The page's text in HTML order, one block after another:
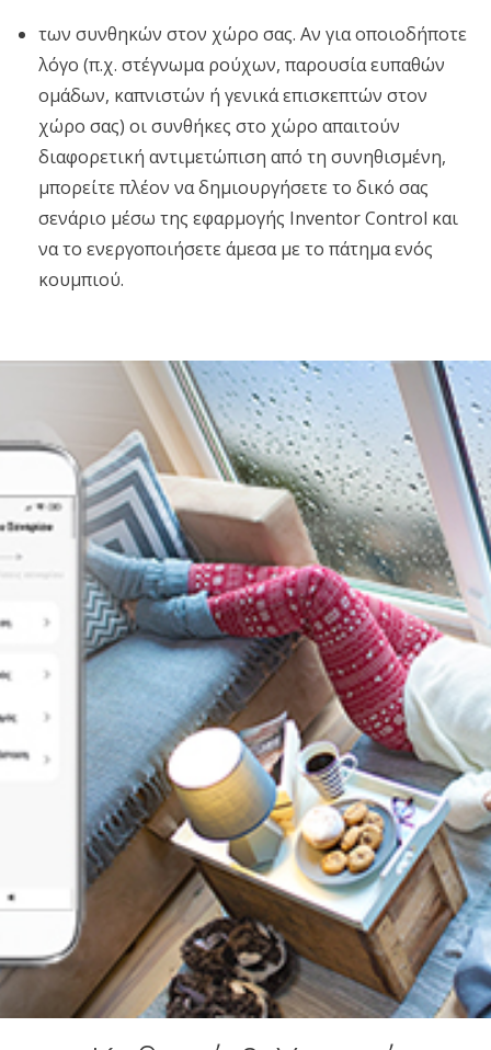
των συνθηκών στον χώρο σας. Αν για οποιοδήποτε
λόγο (π.χ. στέγνωμα ρούχων, παρουσία ευπαθών
ομάδων, καπνιστών ή γενικά επισκεπτών στον
χώρο σας) οι συνθήκες στο χώρο απαιτούν
διαφορετική αντιμετώπιση από τη συνηθισμένη,
μπορείτε πλέον να δημιουργήσετε το δικό σας
σενάριο μέσω της εφαρμογής Inventor Control και
να το ενεργοποιήσετε άμεσα με το πάτημα ενός
κουμπιού.